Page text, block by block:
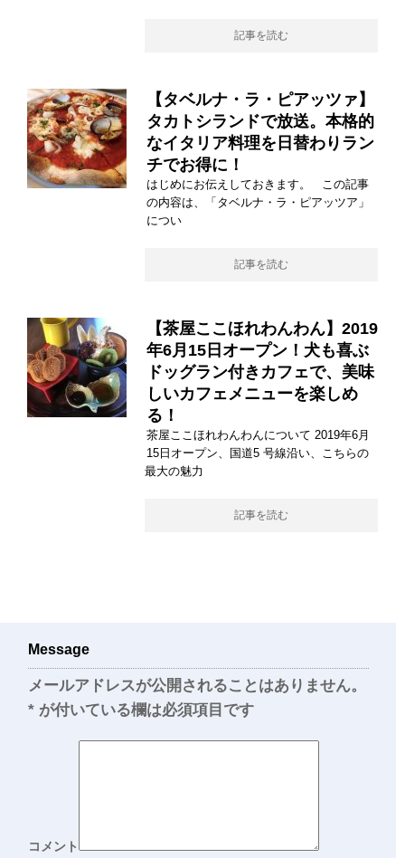
記事を読む
【タベルナ・ラ・ピアッツァ】
タカトシランドで放送。本格的
なイタリア料理を日替わりラン
チでお得に！
はじめにお伝えしておきます。 この記事
の内容は、「タベルナ・ラ・ピアッツア」
につい
記事を読む
【茶屋ここほれわんわん】2019
年6月15日オープン！犬も喜ぶ
ドッグラン付きカフェで、美味
しいカフェメニューを楽しめ
る！
茶屋ここほれわんわんについて 2019年6月
15日オープン、国道5 号線沿い、こちらの
最大の魅力
記事を読む
Message
メールアドレスが公開されることはありません。
* が付いている欄は必須項目です
コメント